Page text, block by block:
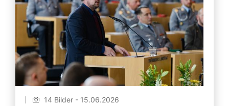
14 Bilder - 15.06.2026